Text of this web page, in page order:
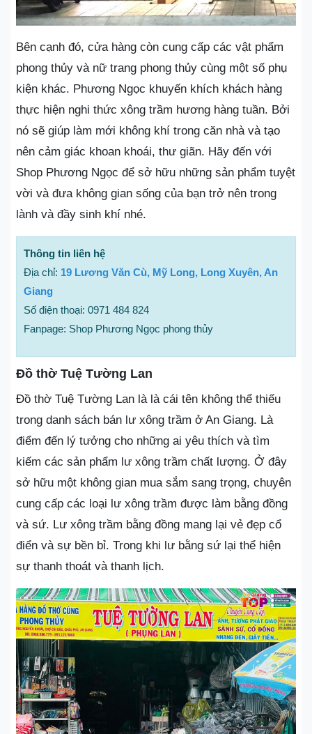
Bên cạnh đó, cửa hàng còn cung cấp các vật phẩm
phong thủy và nữ trang phong thủy cùng một số phụ
kiện khác. Phương Ngọc khuyến khích khách hàng
thực hiện nghi thức xông trầm hương hàng tuần. Bởi
nó sẽ giúp làm mới không khí trong căn nhà và tạo
nên cảm giác khoan khoái, thư giãn. Hãy đến với
Shop Phương Ngọc để sở hữu những sản phẩm tuyệt
vời và đưa không gian sống của bạn trở nên trong
lành và đầy sinh khí nhé.
Thông tin liên hệ
Địa chỉ: 19 Lương Văn Cù, Mỹ Long, Long Xuyên, An
Giang
Số điện thoại: 0971 484 824
Fanpage: Shop Phương Ngọc phong thủy
Đồ thờ Tuệ Tường Lan
Đồ thờ Tuệ Tường Lan là là cái tên không thể thiếu
trong danh sách bán lư xông trầm ở An Giang. Là
điểm đến lý tưởng cho những ai yêu thích và tìm
kiếm các sản phẩm lư xông trầm chất lượng. Ở đây
sở hữu một không gian mua sắm sang trọng, chuyên
cung cấp các loại lư xông trầm được làm bằng đồng
và sứ. Lư xông trầm bằng đồng mang lại vẻ đẹp cổ
điển và sự bền bỉ. Trong khi lư bằng sứ lại thể hiện
sự thanh thoát và thanh lịch.